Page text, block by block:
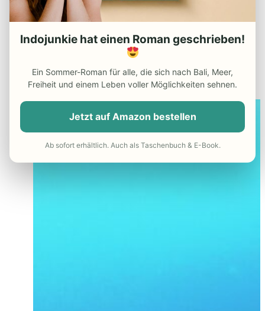
Hinweis: Wozu das Recherche-Material der
Fischpopulationen speziell genutzt wird,
war uns nach dem Aufenthalt noch nicht
100%ig klar. Wir haken diesbezüglich
nochmal genauer nach.
Indojunkie hat einen Roman geschrieben!
Ein Sommer-Roman für alle, die sich nach Bali, Meer,
Freiheit und einem Leben voller Möglichkeiten sehnen.
Jetzt auf Amazon bestellen
Ab sofort erhältlich. Auch als Taschenbuch & E-Book.